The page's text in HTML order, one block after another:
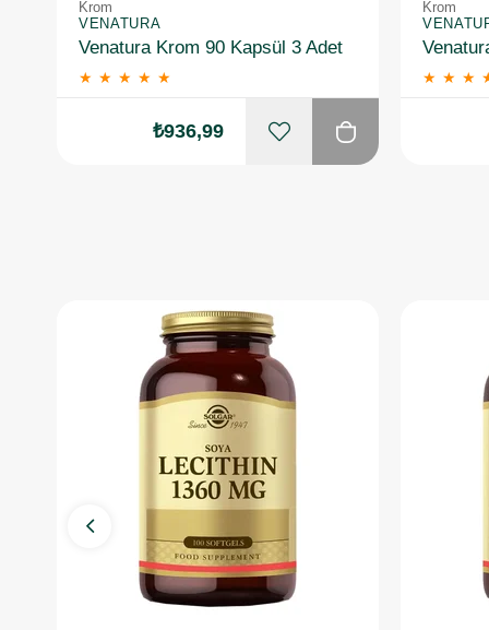
Krom
VENATURA
Venatura Krom 90 Kapsül 3 Adet
★ ★ ★ ★ ★
₺936,99
Krom
★ ★ ★